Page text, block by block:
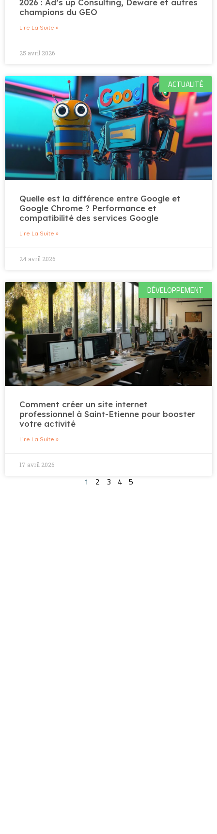
2026 : Ad’s up Consulting, Deware et autres
champions du GEO
Lire La Suite »
25 avril 2026
ACTUALITÉ
Quelle est la différence entre Google et
Google Chrome ? Performance et
compatibilité des services Google
Lire La Suite »
24 avril 2026
DÉVELOPPEMENT
Comment créer un site internet
professionnel à Saint-Etienne pour booster
votre activité
Lire La Suite »
17 avril 2026
1 2 3 4 5